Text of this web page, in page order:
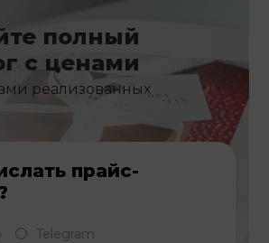
полный
с ценами
реализованных
прайс-
Telegram